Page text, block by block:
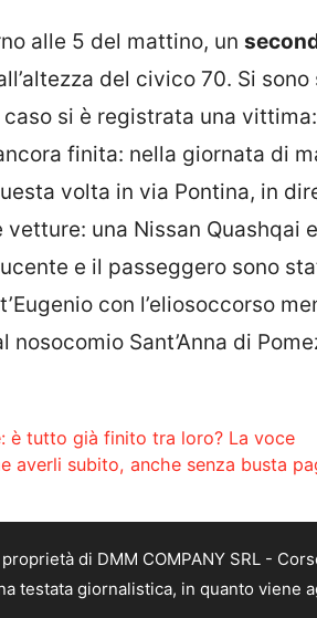
alle 5 del mattino, un
del civico 70. Si
si è registrata una
finita: nella giornata di
volta in via Pontina, in
una Nissan Quashqai
e il passeggero sono
con l’eliosoccorso
Sant’Anna di
è tutto già finito tra loro? La voce
averli subito, anche senza busta
di DMM COMPANY SRL -
testata giornalistica, in quanto